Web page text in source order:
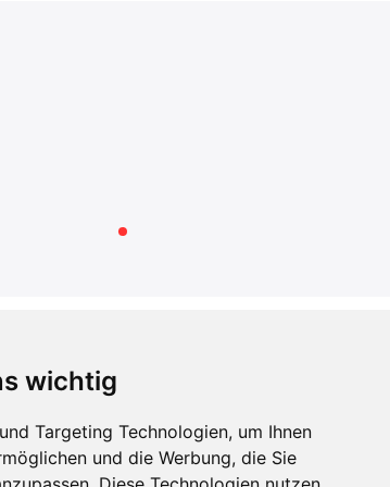
wichtig
Targeting Technologien, um Ihnen
und die Werbung, die Sie
AGB
Datenschutzerklärung
Impressum
Widerrufsbelehrung